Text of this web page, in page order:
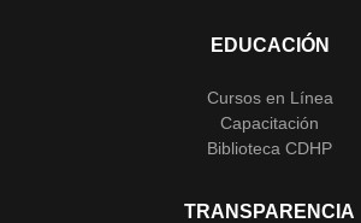
EDUCACIÓN
Cursos en Línea
Capacitación
Biblioteca CDHP
TRANSPARENCIA